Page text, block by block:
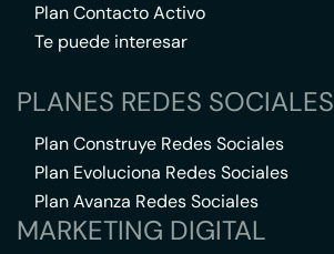
Plan Contacto Activo
Te puede interesar
PLANES REDES SOCIALES
Plan Construye Redes Sociales
Plan Evoluciona Redes Sociales
Plan Avanza Redes Sociales
MARKETING DIGITAL